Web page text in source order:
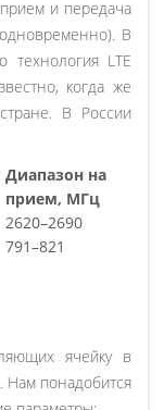
и передача
В
технология LTE
когда же
В России
Диапазон на
прием, МГц
2620–2690
791–821
ячейку в
Нам понадобится